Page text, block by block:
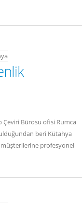
Bürosu ofisi Rumca
beri Kütahya
profesyonel